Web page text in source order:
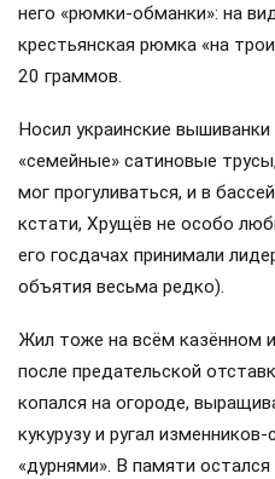
него «рюмки-обманки»: на
крестьянская рюмка «на
20 граммов.
Носил украинские
«семейные» сатиновые
мог прогуливаться, и в
кстати, Хрущёв не особо
его госдачах принимали
объятия весьма редко).
Жил тоже на всём казённом
после предательской
копался на огороде,
кукурузу и ругал
«дурнями». В памяти